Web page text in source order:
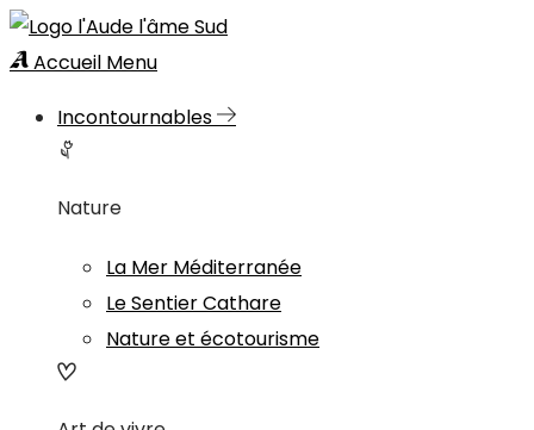
Accueil Menu
Incontournables
Nature
La Mer Méditerranée
Le Sentier Cathare
Nature et écotourisme